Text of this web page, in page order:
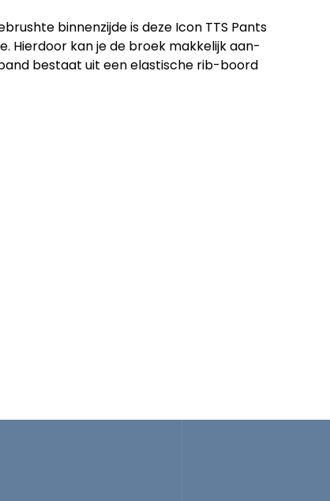
binnenzijde is deze Icon TTS Pants
Hierdoor kan je de broek makkelijk aan-
bestaat uit een elastische rib-boord